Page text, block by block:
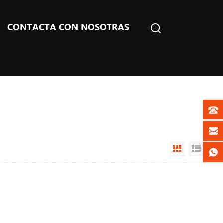
CONTACTA CON NOSOTRAS
Grid View
List